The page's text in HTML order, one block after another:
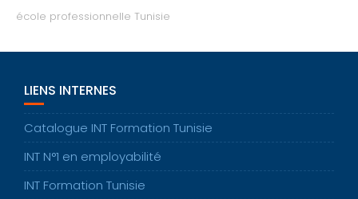
école professionnelle Tunisie
LIENS INTERNES
Catalogue INT Formation Tunisie
INT N°1 en employabilité
INT Formation Tunisie